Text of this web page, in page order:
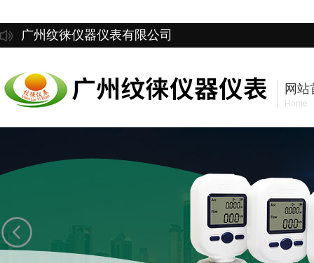
广州纹徕仪器仪表有限公司
网站
Home